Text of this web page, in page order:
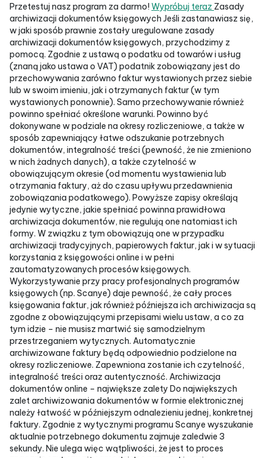
Przetestuj nasz program za darmo! Wypróbuj teraz Zasady
archiwizacji dokumentów księgowych Jeśli zastanawiasz się,
w jaki sposób prawnie zostały uregulowane zasady
archiwizacji dokumentów księgowych, przychodzimy z
pomocą. Zgodnie z ustawą o podatku od towarów i usług
(znaną jako ustawa o VAT) podatnik zobowiązany jest do
przechowywania zarówno faktur wystawionych przez siebie
lub w swoim imieniu, jak i otrzymanych faktur (w tym
wystawionych ponownie). Samo przechowywanie również
powinno spełniać określone warunki. Powinno być
dokonywane w podziale na okresy rozliczeniowe, a także w
sposób zapewniający łatwe odszukanie potrzebnych
dokumentów, integralność treści (pewność, że nie zmieniono
w nich żadnych danych), a także czytelność w
obowiązującym okresie (od momentu wystawienia lub
otrzymania faktury, aż do czasu upływu przedawnienia
zobowiązania podatkowego). Powyższe zapisy określają
jedynie wytyczne, jakie spełniać powinna prawidłowa
archiwizacja dokumentów, nie regulują one natomiast ich
formy. W związku z tym obowiązują one w przypadku
archiwizacji tradycyjnych, papierowych faktur, jak i w sytuacji
korzystania z księgowości online i w pełni
zautomatyzowanych procesów księgowych.
Wykorzystywanie przy pracy profesjonalnych programów
księgowych (np. Scanye) daje pewność, że cały proces
księgowania faktur, jak również późniejsza ich archiwizacja są
zgodne z obowiązującymi przepisami wielu ustaw, a co za
tym idzie – nie musisz martwić się samodzielnym
przestrzeganiem wytycznych. Automatycznie
archiwizowane faktury będą odpowiednio podzielone na
okresy rozliczeniowe. Zapewniona zostanie ich czytelność,
integralność treści oraz autentyczność. Archiwizacja
dokumentów online – największe zalety Do największych
zalet archiwizowania dokumentów w formie elektronicznej
należy łatwość w późniejszym odnalezieniu jednej, konkretnej
faktury. Zgodnie z wytycznymi programu Scanye wyszukanie
aktualnie potrzebnego dokumentu zajmuje zaledwie 3
sekundy. Nie ulega więc wątpliwości, że jest to proces